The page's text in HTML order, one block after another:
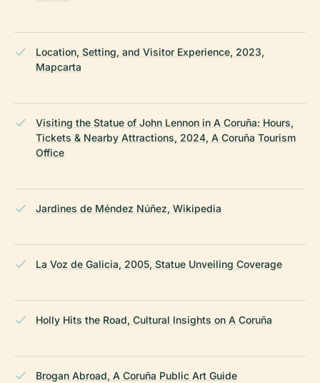
Location, Setting, and Visitor Experience, 2023,
Mapcarta
Visiting the Statue of John Lennon in A Coruña: Hours,
Tickets & Nearby Attractions, 2024, A Coruña Tourism
Office
Jardines de Méndez Núñez, Wikipedia
La Voz de Galicia, 2005, Statue Unveiling Coverage
Holly Hits the Road, Cultural Insights on A Coruña
Brogan Abroad, A Coruña Public Art Guide